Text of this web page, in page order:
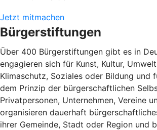
Jetzt mitmachen
Bürgerstiftungen
Über 400 Bürgerstiftungen gibt es in
engagieren sich für Kunst, Kultur,
Klimaschutz, Soziales oder Bildung und
dem Prinzip der bürgerschaftlichen
Privatpersonen, Unternehmen, Vereine
organisieren dauerhaft
ihrer Gemeinde, Stadt oder Region und